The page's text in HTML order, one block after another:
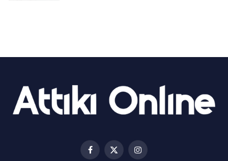
Βριλήσσια: Αυτοκίνητο έσπασε
τζαμαρία και μπήκε μέσα σε μαγαζί
Facebook
X
Instagram